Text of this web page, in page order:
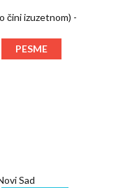
PESME